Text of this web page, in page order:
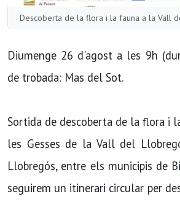
Descoberta de la flora i la fauna a la Vall
Diumenge 26 d'agost a les 9h
de trobada: Mas del Sot.
Sortida de descoberta de la flora i
les Gesses de la Vall del
Llobregós, entre els municipis de
seguirem un itinerari circular per